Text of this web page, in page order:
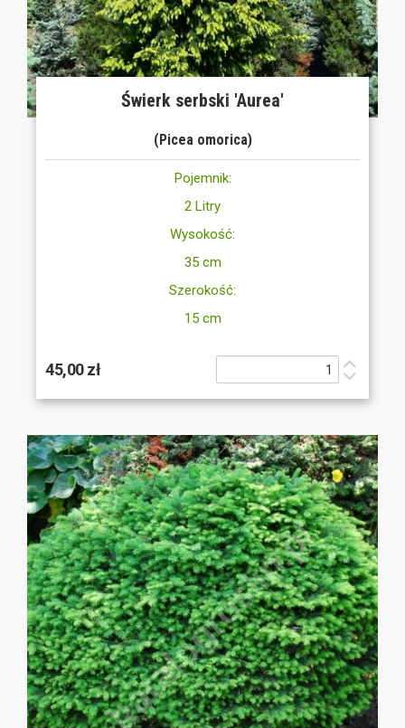
Świerk serbski 'Aurea'
(Picea omorica)
Pojemnik:
2 Litry
Wysokość:
35 cm
Szerokość:
15 cm
45,00 zł